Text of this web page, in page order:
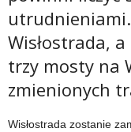
Wisłostrada,
trzy mosty na
zmienionych
Wisłostrada zostanie